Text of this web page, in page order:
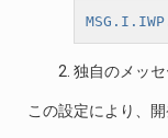
独自のメッ
この設定により、